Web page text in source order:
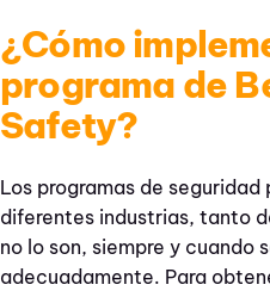
¿Cómo
programa de
Safety?
Los programas de
diferentes industrias, tanto
no lo son, siempre y cuando
adecuadamente. Para